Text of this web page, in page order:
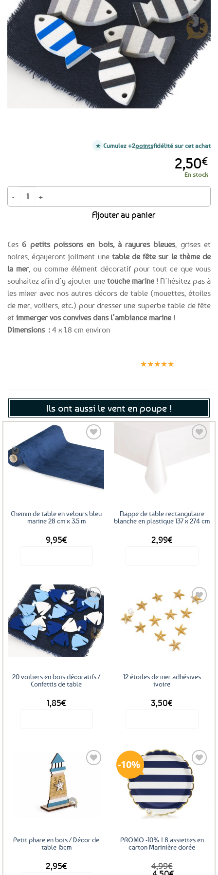
Ajouter
aux
favoris
Ces6 petits poissons en bois, à rayures bleues, grises et
noires, égayeront joliment une table de fête sur le thème de
la mer, ou comme élément décoratif pour tout ce que vous
souhaitez afin d’y ajouter une touche marine ! N’hésitez pas à
les mixer avec nos autres décors de table (mouettes, étoiles
de mer, voiliers, etc.) pour dresser une superbe table de fête
et immerger vos convives dans l’ambiance marine !
Dimensions : 4 x 1.8 cm environ
2,50€
En stock
quantité de 6 poissons rayés en bois décoratifs / Confettis de table
Ajouter au panier
Cumulez +2pointsfidélité sur cet achat
★★★★★
Ils ont aussi le vent en poupe !
favoris
Chemin de table en velours bleu
marine 28 cm x 3.5 m
9,95€
Nappe de table rectangulaire
blanche en plastique 137 x 274 cm
2,99€
Ajouter
aux
favoris
20 voiliers en bois décoratifs /
Confettis de table
1,85€
12 étoiles de mer adhésives
ivoire
3,50€
Petit phare en bois / Décor de
table 15cm
2,95€
10%
Ajouter
aux
favoris
PROMO -10% ! 8 assiettes en
carton Marinière dorée
4,99€
Le
Le